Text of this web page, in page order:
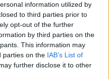
information utilized by
to third parties prior to
opt-out of the further
by third parties on the
This information may
parties on the IAB’s List of
further disclose it to other
στην
χάνουν τις